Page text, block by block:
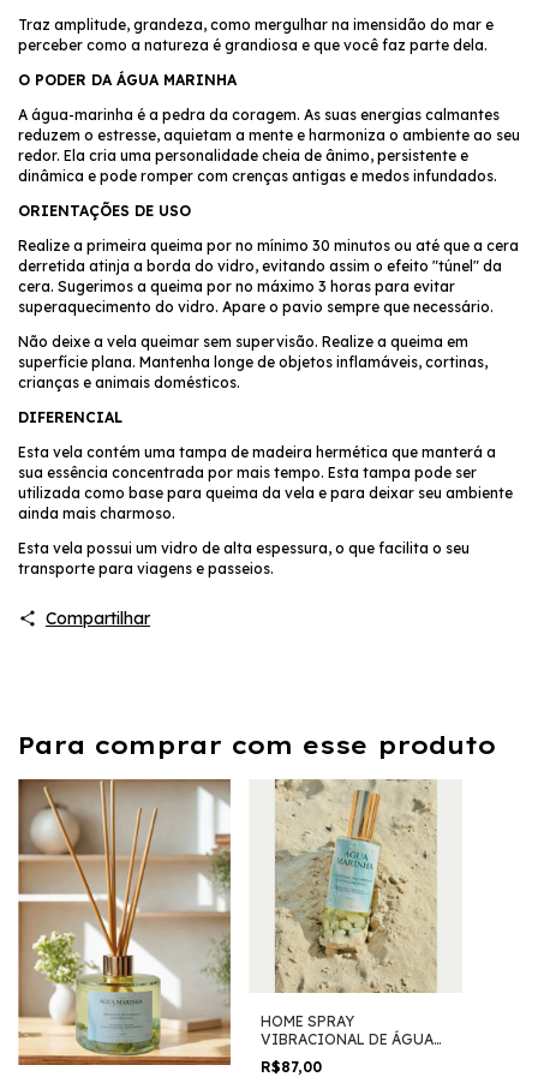
Traz amplitude, grandeza, como mergulhar na imensidão do mar e
perceber como a natureza é grandiosa e que você faz parte dela.
O PODER DA ÁGUA MARINHA
A água-marinha é a pedra da coragem. As suas energias calmantes
reduzem o estresse, aquietam a mente e harmoniza o ambiente ao seu
redor. Ela cria uma personalidade cheia de ânimo, persistente e
dinâmica e pode romper com crenças antigas e medos infundados.
ORIENTAÇÕES DE USO
Realize a primeira queima por no mínimo 30 minutos ou até que a cera
derretida atinja a borda do vidro, evitando assim o efeito "túnel" da
cera. Sugerimos a queima por no máximo 3 horas para evitar
superaquecimento do vidro. Apare o pavio sempre que necessário.
Não deixe a vela queimar sem supervisão. Realize a queima em
superfície plana. Mantenha longe de objetos inflamáveis, cortinas,
crianças e animais domésticos.
DIFERENCIAL
Esta vela contém uma tampa de madeira hermética que manterá a
sua essência concentrada por mais tempo. Esta tampa pode ser
utilizada como base para queima da vela e para deixar seu ambiente
ainda mais charmoso.
Esta vela possui um vidro de alta espessura, o que facilita o seu
transporte para viagens e passeios.
Compartilhar
Para comprar com esse produto
HOME SPRAY
VIBRACIONAL DE ÁGUA
MARINHA
R$87,00